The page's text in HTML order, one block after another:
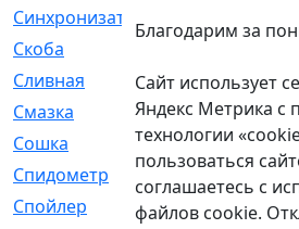
Синхронизатор
Скоба
[4]
Сливная
[6]
Смазка
[24]
Сошка
[8]
Спидометр
[48]
Спойлер
[29]
Благодарим за
Сайт использует
Яндекс Метрика
технологии
пользоваться
соглашаетесь с
файлов cookie.